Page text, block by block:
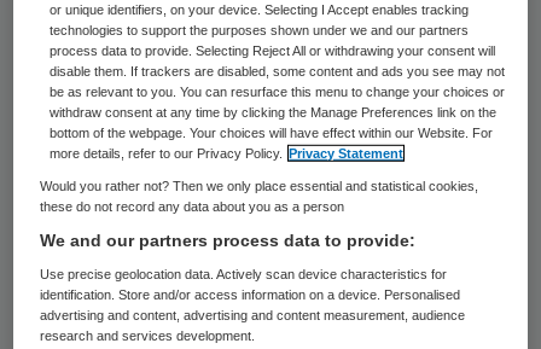
gebruikt door patiënten die ook met een
minder zwaar middel toe kunnen.
In tv-programma Kassa spraken ze
zaterdag hun zorgen uit over het
wijdverbreide gebruik van de zogeheten
protonpompremmers, zoals omeprazol,
esomeprazol en pantoprazol. Zo’n twee
miljoen Nederlanders gebruiken deze zware
middelen, maar ongeveer de helft daarvan
or unique identifiers, on your device. Selecting I Accept enables tracking
technologies to support the purposes shown under we and our partners
process data to provide. Selecting Reject All or withdrawing your consent will
disable them. If trackers are disabled, some content and ads you see may not
be as relevant to you. You can resurface this menu to change your choices or
withdraw consent at any time by clicking the Manage Preferences link on the
bottom of the webpage. Your choices will have effect within our Website. For
more details, refer to our Privacy Policy.
Privacy Statement
Would you rather not? Then we only place essential and statistical cookies,
these do not record any data about you as a person
We and our partners process data to provide:
Use precise geolocation data. Actively scan device characteristics for
identification. Store and/or access information on a device. Personalised
advertising and content, advertising and content measurement, audience
research and services development.